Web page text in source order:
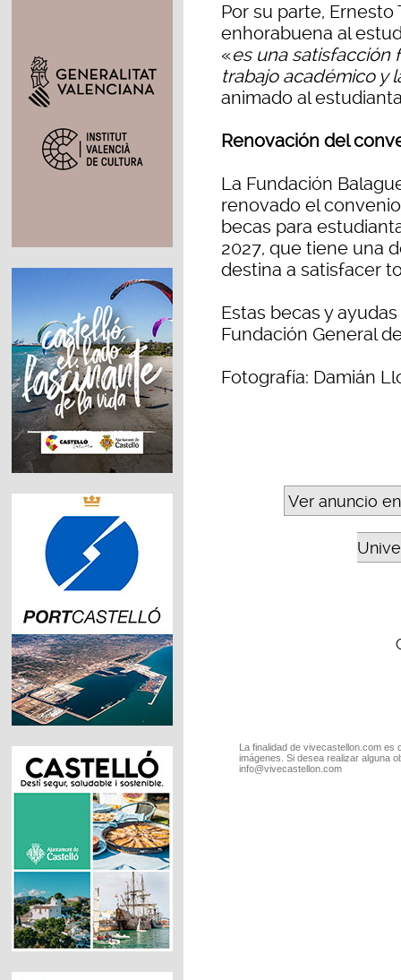
Por su parte, Ernesto
enhorabuena al
«es una satisfacción
trabajo académico y
animado al
Renovación del
La Fundación
renovado el
becas para
2027, que tiene una
destina a satisfacer
Estas becas y
Fundación General
Fotografía: Damián
Ver anuncio
La finalidad de vivecastellon.com
imágenes. Si desea realizar alguna
info@vivecastellon.com